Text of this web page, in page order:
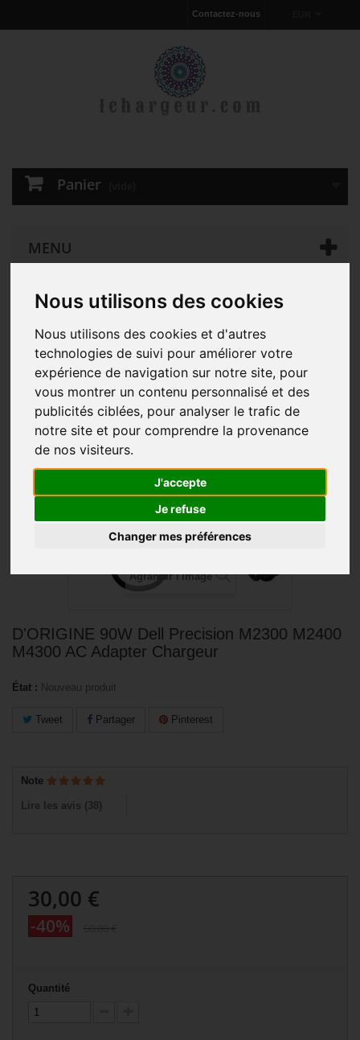
Nous utilisons des cookies
Nous utilisons des cookies et d'autres
technologies de suivi pour améliorer votre
expérience de navigation sur notre site, pour
vous montrer un contenu personnalisé et des
publicités ciblées, pour analyser le trafic de
notre site et pour comprendre la provenance
de nos visiteurs.
J'accepte
Je refuse
Changer mes préférences
Contactez-nous
Panier
MENU
Chargeur pour ordinateur portable
D'ORIGINE 90W Dell
Precision M2300 M2400 M4300 AC Adapter Chargeur
PROMO !
Agrandir l'image
D'ORIGINE 90W Dell Precision M2300 M2400
M4300 AC Adapter Chargeur
État : Nouveau produit
Tweet Partager Pinterest
Note
Lire les avis (38
30,00 €
-40% 50,00 €
Quantité